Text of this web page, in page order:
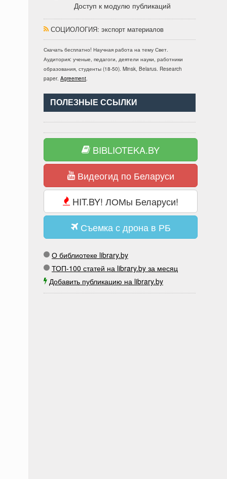
Доступ к модулю публикаций
СОЦИОЛОГИЯ: экспорт материалов
Скачать бесплатно! Научная работа на тему Свет.
Аудитория: ученые, педагоги, деятели науки, работники
образования, студенты (18-50). Minsk, Belarus. Research
paper. Agreement.
ПОЛЕЗНЫЕ ССЫЛКИ
BIBLIOTEKA.BY
Видеогид по Беларуси
HIT.BY! ЛОМы Беларуси!
Съемка с дрона в РБ
О библиотеке library.by
ТОП-100 статей на library.by за месяц
Добавить публикацию на library.by